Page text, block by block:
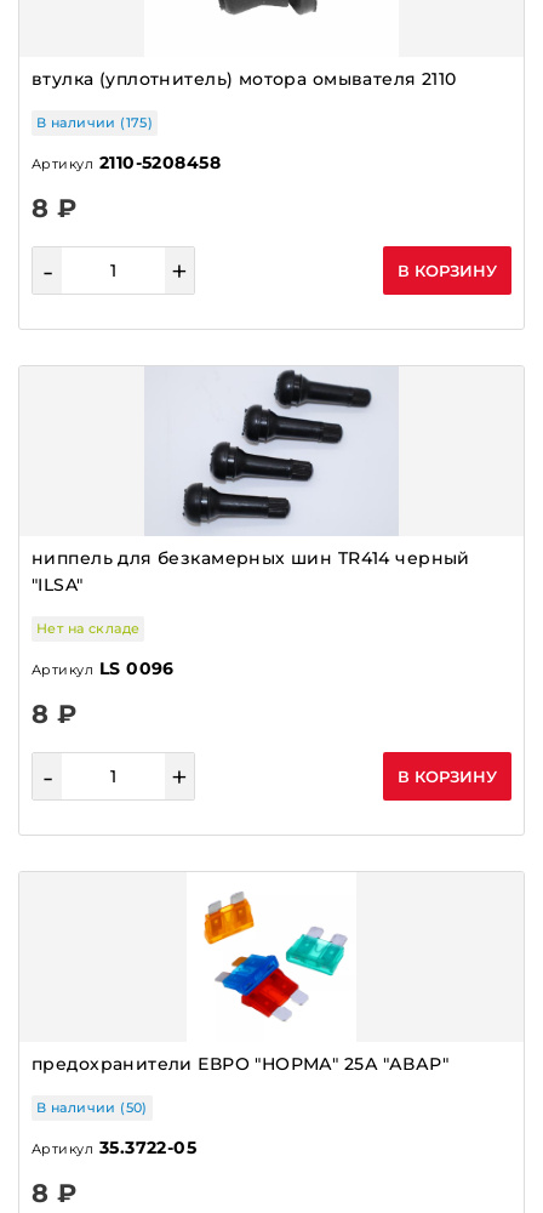
втулка (уплотнитель) мотора омывателя 2110
В наличии (175)
Артикул 2110-5208458
8 ₽
- + В КОРЗИНУ
ниппель для безкамерных шин TR414 черный
"ILSA"
Нет на складе
Артикул LS 0096
8 ₽
- + В КОРЗИНУ
предохранители ЕВРО "НОРМА" 25А "АВАР"
В наличии (50)
Артикул 35.3722-05
8 ₽